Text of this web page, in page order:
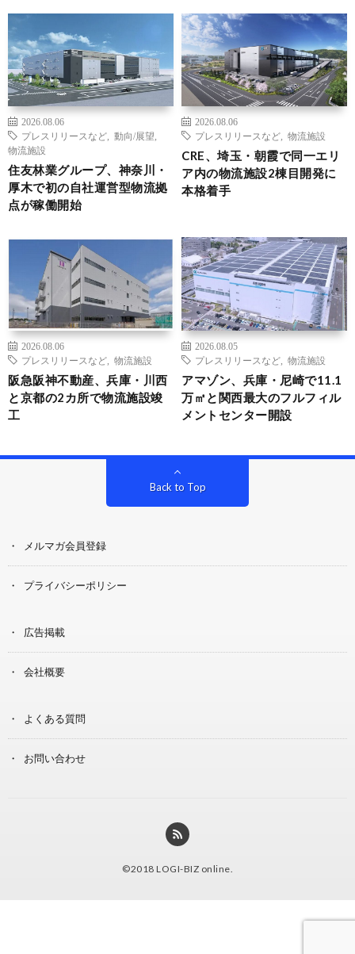
2026.08.06
プレスリリースなど
動向/展望
物流施設
住友林業グループ、神奈川・
厚木で初の自社運営型物流拠
点が稼働開始
2026.08.06
プレスリリースなど
物流施設
CRE、埼玉・朝霞で同一エリ
ア内の物流施設2棟目開発に
本格着手
2026.08.06
プレスリリースなど
物流施設
阪急阪神不動産、兵庫・川西
と京都の2カ所で物流施設竣
工
2026.08.05
プレスリリースなど
物流施設
アマゾン、兵庫・尼崎で11.1
万㎡と関西最大のフルフィル
メントセンター開設
Back to Top
メルマガ会員登録
プライバシーポリシー
広告掲載
会社概要
よくある質問
お問い合わせ
©2018 LOGI-BIZ online